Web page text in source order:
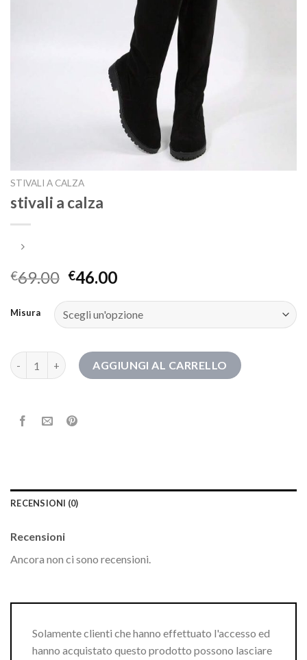
STIVALI A CALZA
stivali a calza
€69.00 €46.00
Misura
stivali a calza quantitàAGGIUNGI AL CARRELLO
RECENSIONI (0)
Recensioni
Ancora non ci sono recensioni.
Solamente clienti che hanno effettuato l'accesso ed
hanno acquistato questo prodotto possono lasciare